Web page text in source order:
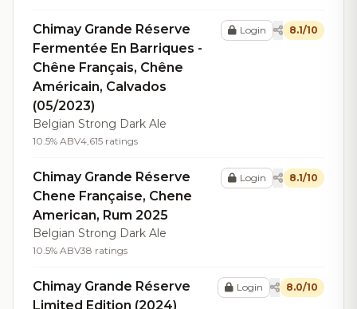
Chimay Grande Réserve
Fermentée En Barriques -
Chêne Français, Chêne
Américain, Calvados
(05/2023)
Belgian Strong Dark Ale
10.5% ABV4,615 ratings
Login 8.1/10
Chimay Grande Réserve
Chene Française, Chene
American, Rum 2025
Belgian Strong Dark Ale
10.5% ABV38 ratings
Login 8.1/10
Chimay Grande Réserve
Limited Edition (2024)
Login 8.0/10